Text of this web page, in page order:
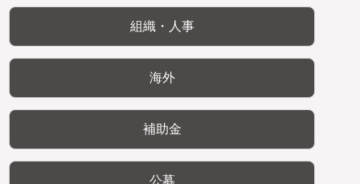
組織・人事
海外
補助金
公募